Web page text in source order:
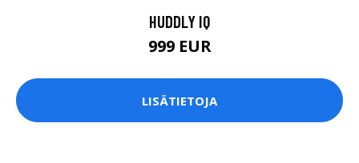
HUDDLY IQ
999 EUR
LISÄTIETOJA